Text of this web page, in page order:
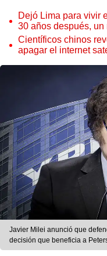
Dejó Lima para vivir
30 años después,
sorprendente
Científicos chinos
apagar el internet
Javier Milei anunció que
decisión que beneficia a
minoritarios de YPF. Foto: